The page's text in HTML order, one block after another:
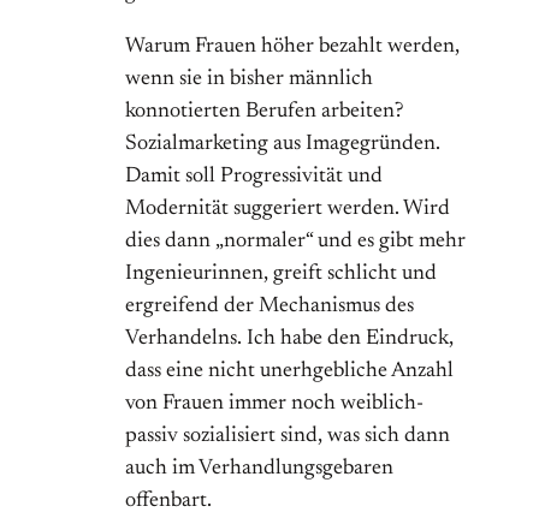
Warum Frauen höher bezahlt werden,
wenn sie in bisher männlich
konnotierten Berufen arbeiten?
Sozialmarketing aus Imagegründen.
Damit soll Progressivität und
Modernität suggeriert werden. Wird
dies dann „normaler“ und es gibt mehr
Ingenieurinnen, greift schlicht und
ergreifend der Mechanismus des
Verhandelns. Ich habe den Eindruck,
dass eine nicht unerhgebliche Anzahl
von Frauen immer noch weiblich-
passiv sozialisiert sind, was sich dann
auch im Verhandlungsgebaren
offenbart.